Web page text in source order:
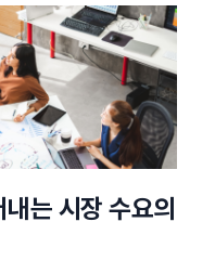
는 시장 수요의